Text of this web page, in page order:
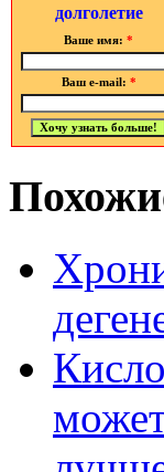
долголетие
Ваше имя: *
Ваш e-mail: *